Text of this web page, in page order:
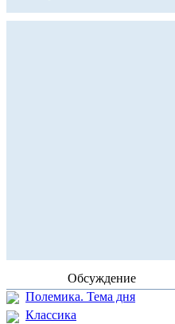
Обсуждение
Полемика. Тема дня
Классика